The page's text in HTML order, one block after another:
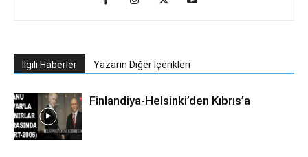
İlgili Haberler Yazarın Diğer İçerikleri
Finlandiya-Helsinki’den Kıbrıs’a